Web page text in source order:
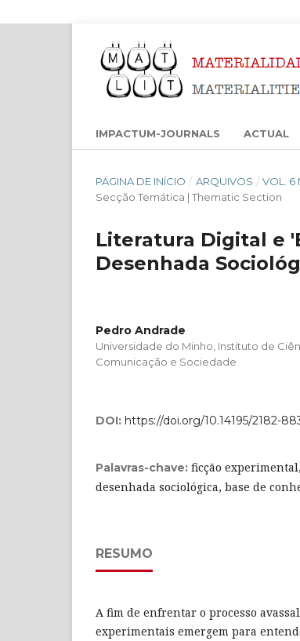
IMPACTUM-JOURNALS ACTUAL
PÁGINA DE INÍCIO / ARQUIVOS / VOL. 6
Secção Temática | Thematic Section
Literatura Digital e
Desenhada
Pedro Andrade
Universidade do Minho, Instituto de
Comunicação e Sociedade
DOI: https://doi.org/10.14195/2182-
Palavras-chave: ficção
desenhada sociológica, base de
RESUMO
A fim de enfrentar o processo
experimentais emergem para